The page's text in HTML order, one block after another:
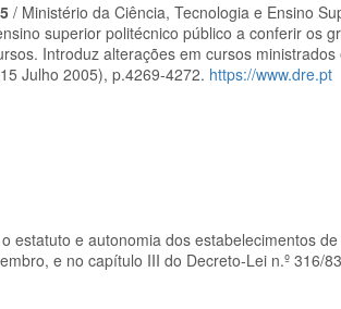
/ Ministério da Ciência, Tecnologia e Ensino
superior politécnico público a conferir os
Introduz alterações em cursos
Julho 2005), p.4269-4272. https://www.dre.pt
estatuto e autonomia dos estabelecimentos
e no capítulo III do Decreto-Lei n.º 316/